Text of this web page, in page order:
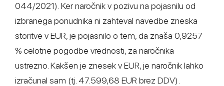
044/2021). Ker naročnik v pozivu na pojasnilu od
izbranega ponudnika ni zahteval navedbe zneska
storitve v EUR, je pojasnilo o tem, da znaša 0,9257
% celotne pogodbe vrednosti, za naročnika
ustrezno. Kakšen je znesek v EUR, je naročnik lahko
izračunal sam (tj. 47.599,68 EUR brez DDV).